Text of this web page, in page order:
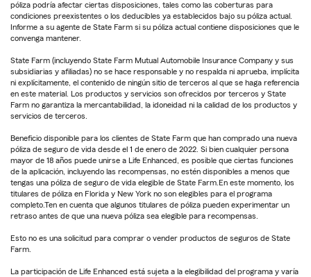
póliza podría afectar ciertas disposiciones, tales como las coberturas para
condiciones preexistentes o los deducibles ya establecidos bajo su póliza actual.
Informe a su agente de State Farm si su póliza actual contiene disposiciones que le
convenga mantener.
State Farm (incluyendo State Farm Mutual Automobile Insurance Company y sus
subsidiarias y afiliadas) no se hace responsable y no respalda ni aprueba, implícita
ni explícitamente, el contenido de ningún sitio de terceros al que se haga referencia
en este material. Los productos y servicios son ofrecidos por terceros y State
Farm no garantiza la mercantabilidad, la idoneidad ni la calidad de los productos y
servicios de terceros.
Beneficio disponible para los clientes de State Farm que han comprado una nueva
póliza de seguro de vida desde el 1 de enero de 2022. Si bien cualquier persona
mayor de 18 años puede unirse a Life Enhanced, es posible que ciertas funciones
de la aplicación, incluyendo las recompensas, no estén disponibles a menos que
tengas una póliza de seguro de vida elegible de State Farm.En este momento, los
titulares de póliza en Florida y New York no son elegibles para el programa
completo.Ten en cuenta que algunos titulares de póliza pueden experimentar un
retraso antes de que una nueva póliza sea elegible para recompensas.
Esto no es una solicitud para comprar o vender productos de seguros de State
Farm.
La participación de Life Enhanced está sujeta a la elegibilidad del programa y varía